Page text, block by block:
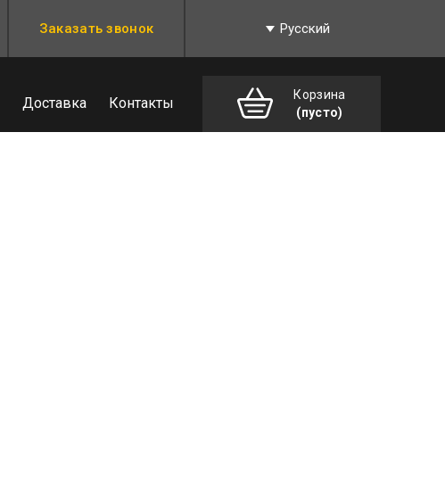
Заказать звонок Русский
Доставка Контакты
Корзина
(пусто)